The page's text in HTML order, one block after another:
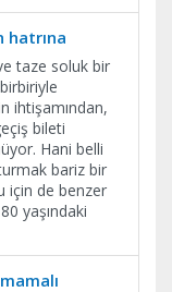
hatrına
taze soluk bir
ihtişamından,
bileti
Hani belli
bariz bir
için de benzer
yaşındaki